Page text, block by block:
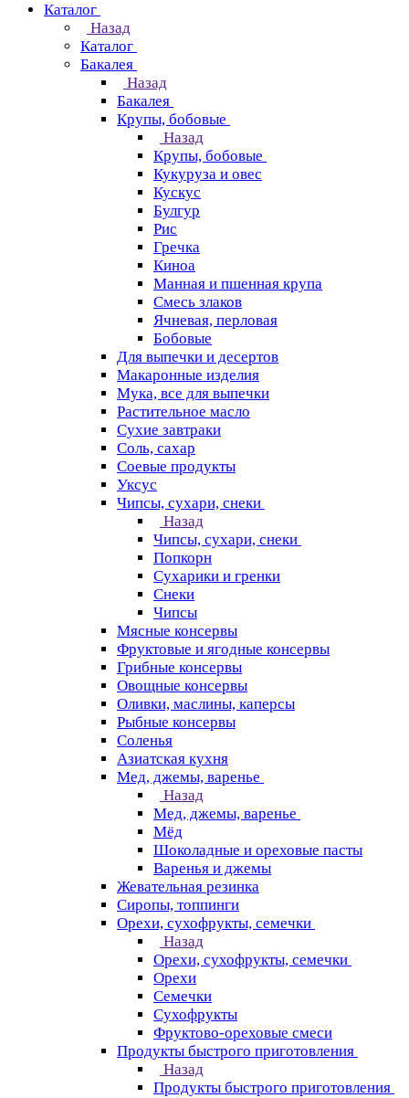
Каталог
Назад
Каталог
Бакалея
Назад
Бакалея
Крупы, бобовые
Назад
Крупы, бобовые
Кукуруза и овес
Кускус
Булгур
Рис
Гречка
Киноа
Манная и пшенная крупа
Смесь злаков
Ячневая, перловая
Бобовые
Для выпечки и десертов
Макаронные изделия
Мука, все для выпечки
Растительное масло
Сухие завтраки
Соль, сахар
Соевые продукты
Уксус
Чипсы, сухари, снеки
Назад
Чипсы, сухари, снеки
Попкорн
Сухарики и гренки
Снеки
Чипсы
Мясные консервы
Фруктовые и ягодные консервы
Грибные консервы
Овощные консервы
Оливки, маслины, каперсы
Рыбные консервы
Соленья
Азиатская кухня
Мед, джемы, варенье
Назад
Мед, джемы, варенье
Мёд
Шоколадные и ореховые пасты
Варенья и джемы
Жевательная резинка
Сиропы, топпинги
Орехи, сухофрукты, семечки
Назад
Орехи, сухофрукты, семечки
Орехи
Семечки
Сухофрукты
Фруктово-ореховые смеси
Продукты быстрого приготовления
Назад
Продукты быстрого приготовления